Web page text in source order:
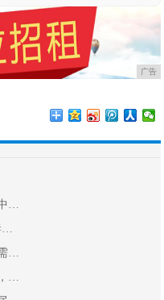
广告
越南取消对中国免签旅游，竟过中国新年
山东最美古村落，种有百年“夫妻槐”，
中国最厉害的火车，坐车途中还需要签“
各个国家的麦当劳都有隐藏彩蛋，中国的